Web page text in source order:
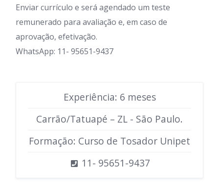
Enviar currículo e será agendado um teste
remunerado para avaliação e, em caso de
aprovação, efetivação.
WhatsApp: 11- 95651-9437
Experiência: 6 meses
Carrão/Tatuapé – ZL - São Paulo.
Formação: Curso de Tosador Unipet
11- 95651-9437